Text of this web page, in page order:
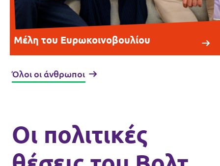
Μέλη του Ευρωκοινοβουλίου
Όλοι οι άνθρωποι
Οι πολιτικές